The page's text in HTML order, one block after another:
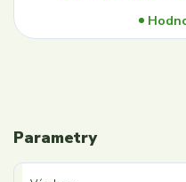
Parametry